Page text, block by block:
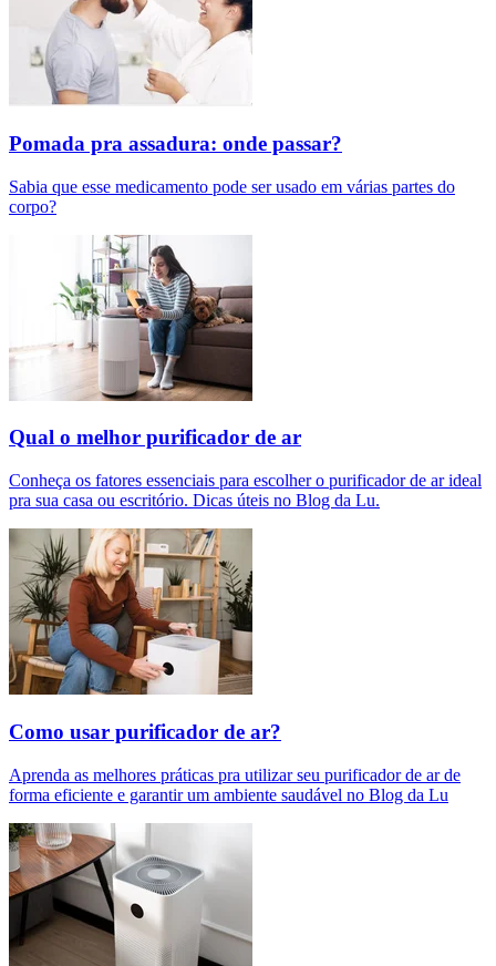
Pomada pra assadura: onde passar?
Sabia que esse medicamento pode ser usado em várias partes do
corpo?
Qual o melhor purificador de ar​
Conheça os fatores essenciais para escolher o purificador de ar ideal
pra sua casa ou escritório. Dicas úteis no Blog da Lu.
Como usar purificador de ar?
Aprenda as melhores práticas pra utilizar seu purificador de ar de
forma eficiente e garantir um ambiente saudável no Blog da Lu